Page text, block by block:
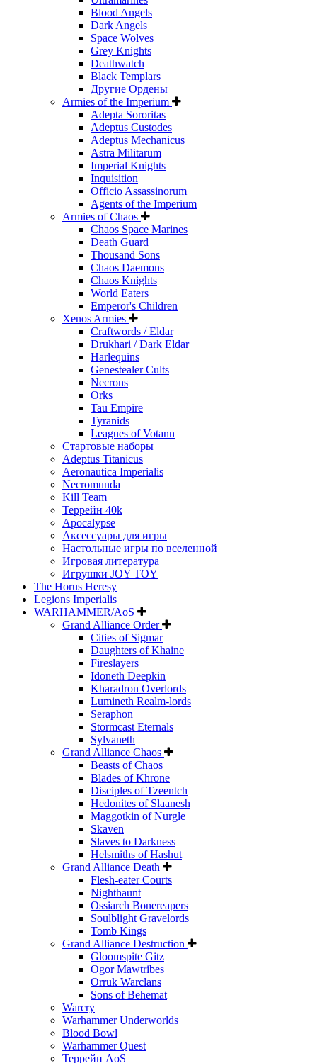
Blood Angels
Dark Angels
Space Wolves
Grey Knights
Deathwatch
Black Templars
Другие Ордены
Armies of the Imperium
Adepta Sororitas
Adeptus Custodes
Adeptus Mechanicus
Astra Militarum
Imperial Knights
Inquisition
Officio Assassinorum
Agents of the Imperium
Armies of Chaos
Chaos Space Marines
Death Guard
Thousand Sons
Chaos Daemons
Chaos Knights
World Eaters
Emperor's Children
Xenos Armies
Craftwords / Eldar
Drukhari / Dark Eldar
Harlequins
Genestealer Cults
Necrons
Orks
Tau Empire
Tyranids
Leagues of Votann
Стартовые наборы
Adeptus Titanicus
Aeronautica Imperialis
Necromunda
Kill Team
Террейн 40k
Apocalypse
Аксессуары для игры
Настольные игры по вселенной
Игровая литература
Игрушки JOY TOY
The Horus Heresy
Legions Imperialis
WARHAMMER/AoS
Grand Alliance Order
Cities of Sigmar
Daughters of Khaine
Fireslayers
Idoneth Deepkin
Kharadron Overlords
Lumineth Realm-lords
Seraphon
Stormcast Eternals
Sylvaneth
Grand Alliance Chaos
Beasts of Chaos
Blades of Khrone
Disciples of Tzeentch
Hedonites of Slaanesh
Maggotkin of Nurgle
Skaven
Slaves to Darkness
Helsmiths of Hashut
Grand Alliance Death
Flesh-eater Courts
Nighthaunt
Ossiarch Bonereapers
Soulblight Gravelords
Tomb Kings
Grand Alliance Destruction
Gloomspite Gitz
Ogor Mawtribes
Orruk Warclans
Sons of Behemat
Warcry
Warhammer Underworlds
Blood Bowl
Warhammer Quest
Террейн AoS